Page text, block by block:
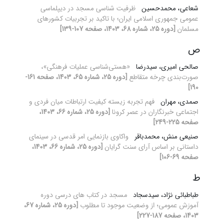
شعاعی، محمدحسین ظرفیت شناسی مسجد در دیپلماسی
عمومی جمهوری اسلامی ایران؛ با تاکید بر تجربیات کشورهای
مسلمان [دوره 25، شماره 68، 1403، صفحه 107-139]
ص
صالحی امیری، سیدرضا «هستی‌شناسی عملیات فرهنگی»،
صورت‌بندی چرخه متقاطع
[دوره 25، شماره 65، 1403، صفحه 161-
190]
صمدی، مهران فهم تجربه زیسته کیفیت ارتباطات میان فردی و
اجتماعی خبرنگاران در عصر کرونا
[دوره 25، شماره 66، 1403،
صفحه 225-249]
صنیعی منش، محمدباقر
واکاوی بازنمایی امر قدسی در سینمای
داستانی بر اساس آرای سنت گرایان
[دوره 25، شماره 66، 1403،
صفحه 69-106]
ط
طباطبائی نژاد، سیدسجاد مسجد در کتاب های درسی دوره
آموزش عمومی؛ از وضعیت موجود تا مطلوب
[دوره 25، شماره 67،
1403، صفحه 187-227]